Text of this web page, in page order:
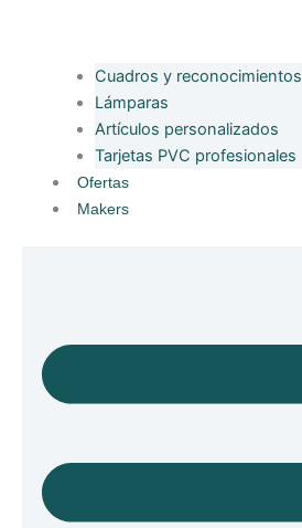
Cuadros y reconocimientos
Lámparas
Artículos personalizados
Tarjetas PVC profesionales
Ofertas
Makers